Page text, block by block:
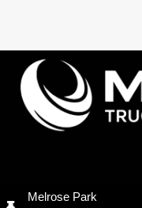
Melrose Park